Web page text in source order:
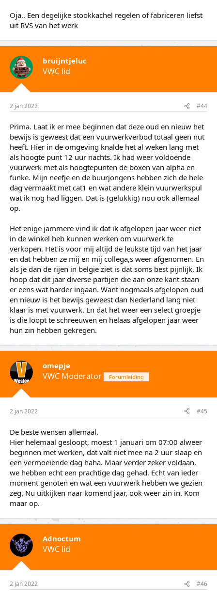
Oja.. Een degelijke stookkachel regelen of fabriceren liefst
uit RVS van het werk
bruijntjeluc
VWC lid
2 jan 2022 #44
Prima. Laat ik er mee beginnen dat deze oud en nieuw het
bewijs is geweest dat een vuurwerkverbod totaal geen nut
heeft. Hier in de omgeving knalde het al weken lang met
als hoogte punt 12 uur nachts. Ik had weer voldoende
vuurwerk met als hoogtepunten de boxen van alpha en
funke. Mijn neefje en de buurjongens hebben zich de hele
dag vermaakt met cat1 en wat andere klein vuurwerkspul
wat ik nog had liggen. Dat is (gelukkig) nou ook allemaal
op.
Het enige jammere vind ik dat ik afgelopen jaar weer niet
in de winkel heb kunnen werken om vuurwerk te
verkopen. Het is voor mij altijd de leukste tijd van het jaar
en dat hebben ze mij en mij collega,s weer afgenomen. En
als je dan de rijen in belgie ziet is dat soms best pijnlijk. Ik
hoop dat dit jaar diverse partijen die aan onze kant staan
er eens wat harder ingaan. Want nogmaals afgelopen oud
en nieuw is het bewijs geweest dan Nederland lang niet
klaar is met vuurwerk. En dat het weer een select groepje
is die loopt te schreeuwen en helaas afgelopen jaar weer
hun zin hebben gekregen.
omepje
VWC Moderator Forumleiding
2 jan 2022 #45
De beste wensen allemaal.
Hier helemaal gesloopt, moest 1 januari om 07:00 alweer
beginnen met werken, dat valt niet mee na 2 uur slaap en
een vermoeiende dag haha. Maar verder zeker voldaan,
we hebben echt een prachtige dag gehad. Echt van ieder
moment genoten en wat een vuurwerk hebben we gezien
zeg. Nu uitkijken naar komend jaar, ook weer zin in. Kom
maar op.
Adnoctum
VWC lid
2 jan 2022 #46